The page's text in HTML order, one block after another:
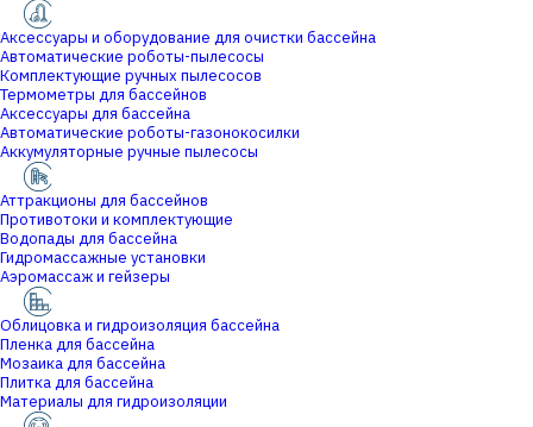
Аксессуары и оборудование для очистки бассейна
Автоматические роботы-пылесосы
Комплектующие ручных пылесосов
Термометры для бассейнов
Аксессуары для бассейна
Автоматические роботы-газонокосилки
Аккумуляторные ручные пылесосы
Аттракционы для бассейнов
Противотоки и комплектующие
Водопады для бассейна
Гидромассажные установки
Аэромассаж и гейзеры
Облицовка и гидроизоляция бассейна
Пленка для бассейна
Мозаика для бассейна
Плитка для бассейна
Материалы для гидроизоляции